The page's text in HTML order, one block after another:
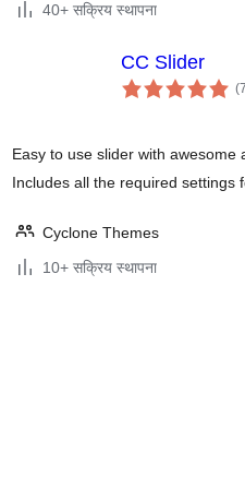
40+ सक्रिय स्थापना
CC Slider
(7
Easy to use slider with awesome
Includes all the required settings
Cyclone Themes
10+ सक्रिय स्थापना